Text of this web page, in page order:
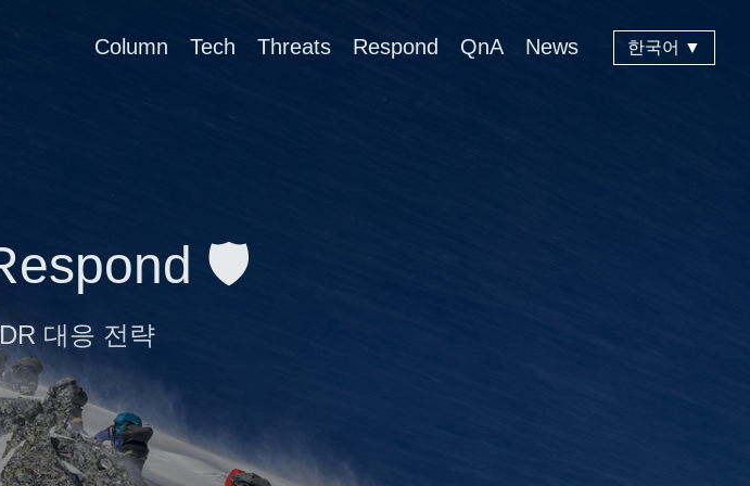
Column Tech Threats Respond QnA News 한국어 ▼
🛡️
대응 전략